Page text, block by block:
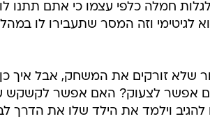
חמלה כלפי עצמו כי אתם תתנו לו
לגיטימי וזה המסר שתעבירו לו
שלא זורקים את המשחק, אבל איך כן
אפשר לצעוק? האם אפשר לקשקש
וילמד את הילד שלו את הדרך